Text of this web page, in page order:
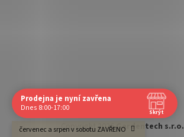
červenec a srpen v sobotu ZAVŘENO
Copyright 2026Gardentech s.r.o.
Prodejna je nyní zavřena
Dnes 8:00-17:00 Skrýt
Navštivte nás osobně
Čas
Po 8:00 - 17:00